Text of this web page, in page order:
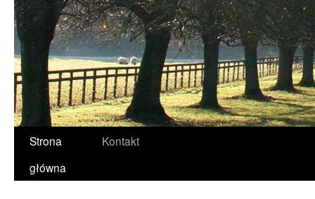
Przeskocz
do
Strona
główna
Kontakt